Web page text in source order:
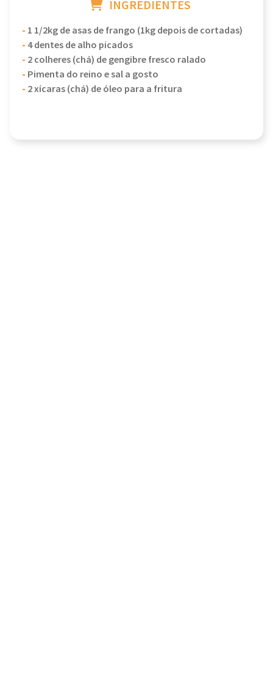
INGREDIENTES
- 1 1/2kg de asas de frango (1kg depois de cortadas)
- 4 dentes de alho picados
- 2 colheres (chá) de gengibre fresco ralado
- Pimenta do reino e sal a gosto
- 2 xícaras (chá) de óleo para a fritura